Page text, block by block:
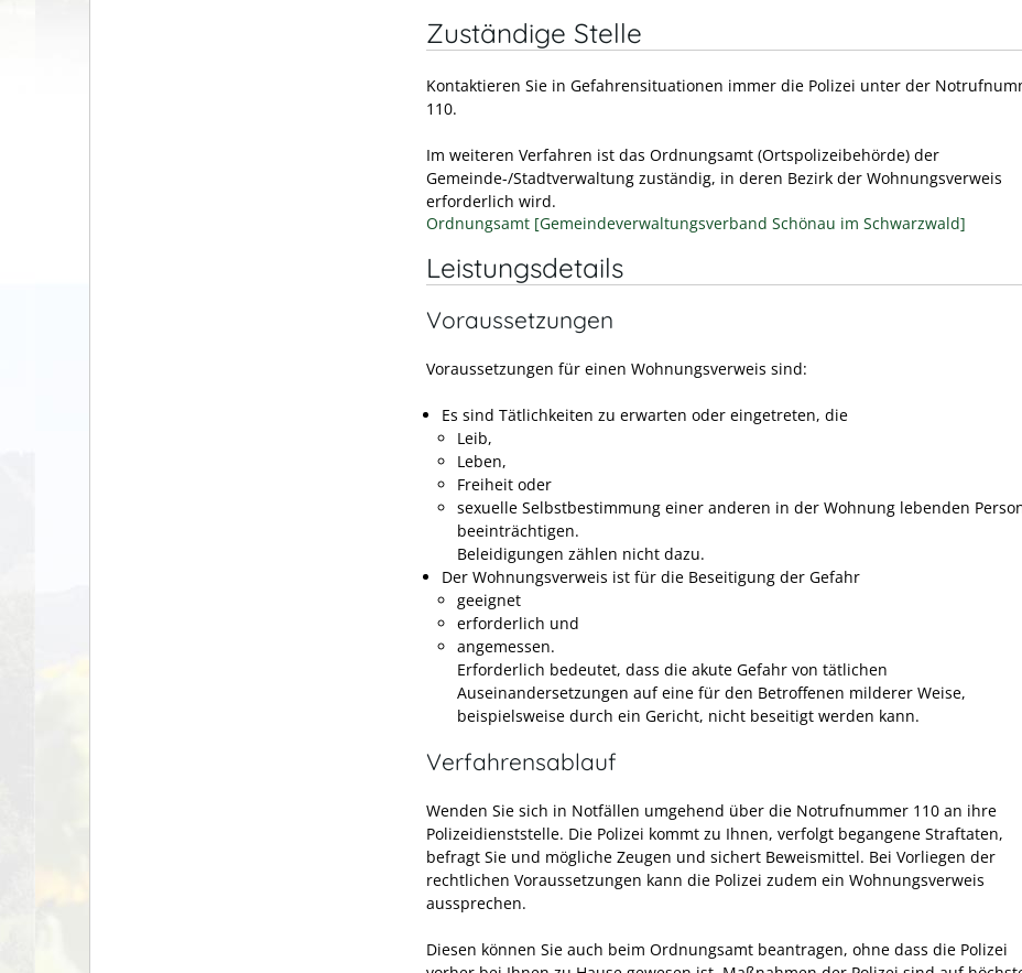
Zuständige Stelle
Kontaktieren Sie in Gefahrensituationen immer die Polizei unter der
110.
Im weiteren Verfahren ist das Ordnungsamt (Ortspolizeibehörde) der
Gemeinde-/Stadtverwaltung zuständig, in deren Bezirk der Wohnungsverweis
erforderlich wird.
Ordnungsamt [Gemeindeverwaltungsverband Schönau im Schwarzwald]
Leistungsdetails
Voraussetzungen
Voraussetzungen für einen Wohnungsverweis sind:
Es sind Tätlichkeiten zu erwarten oder eingetreten, die
Leib,
Leben,
Freiheit oder
sexuelle Selbstbestimmung einer anderen in der Wohnung lebenden
beeinträchtigen.
Beleidigungen zählen nicht dazu.
Der Wohnungsverweis ist für die Beseitigung der Gefahr
geeignet
erforderlich und
angemessen.
Erforderlich bedeutet, dass die akute Gefahr von tätlichen
Auseinandersetzungen auf eine für den Betroffenen milderer Weise,
beispielsweise durch ein Gericht, nicht beseitigt werden kann.
Verfahrensablauf
Wenden Sie sich in Notfällen umgehend über die Notrufnummer 110 an ihre
Polizeidienststelle. Die Polizei kommt zu Ihnen, verfolgt begangene Straftaten,
befragt Sie und mögliche Zeugen und sichert Beweismittel. Bei Vorliegen der
rechtlichen Voraussetzungen kann die Polizei zudem ein Wohnungsverweis
aussprechen.
Diesen können Sie auch beim Ordnungsamt beantragen, ohne dass die Polizei